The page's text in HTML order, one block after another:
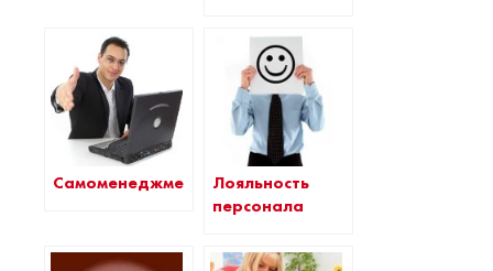
Самоменеджмент
Лояльность
персонала